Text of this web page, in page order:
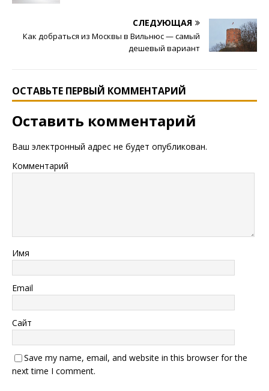
СЛЕДУЮЩАЯ
Как добраться из Москвы в Вильнюс — самый
дешевый вариант
ОСТАВЬТЕ ПЕРВЫЙ КОММЕНТАРИЙ
Оставить комментарий
Ваш электронный адрес не будет опубликован.
Комментарий
Имя
Email
Сайт
Save my name, email, and website in this browser for the
next time I comment.